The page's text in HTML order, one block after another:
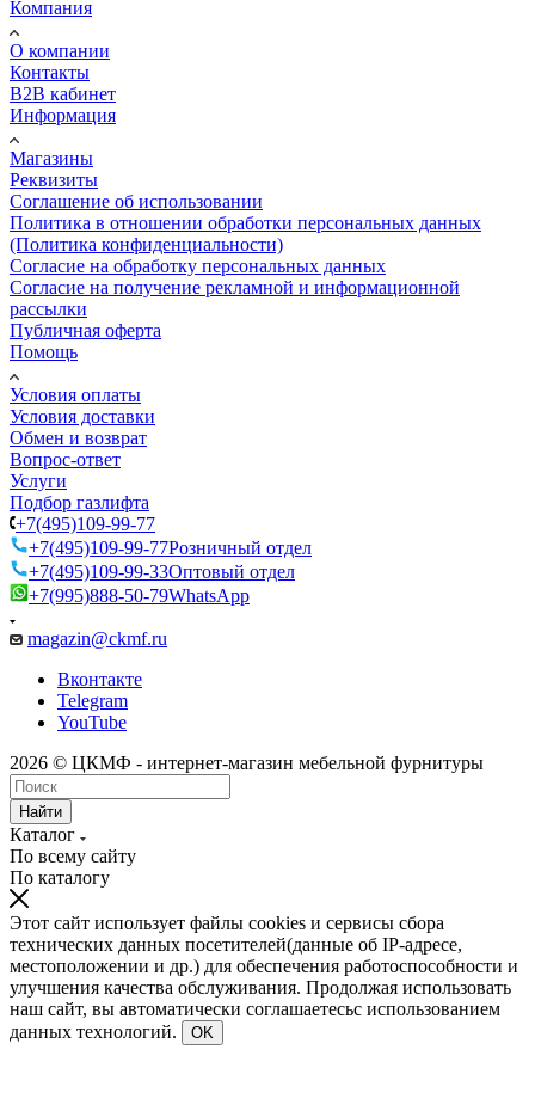
Компания
О компании
Контакты
B2B кабинет
Информация
Магазины
Реквизиты
Соглашение об использовании
Политика в отношении обработки персональных данных
(Политика конфиденциальности)
Согласие на обработку персональных данных
Согласие на получение рекламной и информационной
рассылки
Публичная оферта
Помощь
Условия оплаты
Условия доставки
Обмен и возврат
Вопрос-ответ
Услуги
Подбор газлифта
+7(495)109-99-77
+7(495)109-99-77Розничный отдел
+7(495)109-99-33Оптовый отдел
+7(995)888-50-79WhatsApp
magazin@ckmf.ru
Вконтакте
Telegram
YouTube
2026 © ЦКМФ - интернет-магазин мебельной фурнитуры
Найти
Каталог
По всему сайту
По каталогу
Этот сайт использует файлы cookies и сервисы сбора
технических данных посетителей(данные об IP-адресе,
местоположении и др.) для обеспечения работоспособности и
улучшения качества обслуживания. Продолжая использовать
наш сайт, вы автоматически соглашаетесьс использованием
данных технологий.
OK